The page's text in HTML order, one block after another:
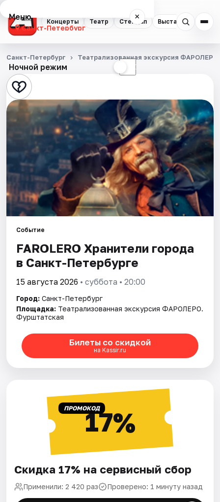
Концерты Театр Стендап Выставки
Меню ×
Санкт-Петербург
Концерты
Театр
Стендап
Выставки
Квесты
Экскурсии
Спорт
События
Города
Площадки
Рейтинги
Ночной режим ☾
Санкт-Петербург Театрализованная экскурсия
Событие
FAROLERO Хранители города
в Санкт-Петербурге
15 августа 2026 • суббота • 20:00
Город: Санкт-Петербург
Площадка: Театрализованная экскурсия ФАРОЛЕРО.
Фурштатская
Билеты со скидкой
на Kassir.ru
ПРОМОКОД17%
Скидка 17% на сервисный сбор
Применили: 2 420 раз Проверено: 1 минуту назад